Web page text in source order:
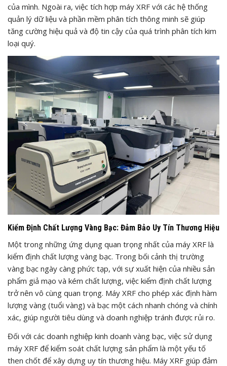
của mình. Ngoài ra, việc tích hợp máy XRF với các hệ thống
quản lý dữ liệu và phần mềm phân tích thông minh sẽ giúp
tăng cường hiệu quả và độ tin cậy của quá trình phân tích kim
loại quý.
Kiểm Định Chất Lượng Vàng Bạc: Đảm Bảo Uy Tín Thương Hiệu
Một trong những ứng dụng quan trọng nhất của máy XRF là
kiểm định chất lượng vàng bạc. Trong bối cảnh thị trường
vàng bạc ngày càng phức tạp, với sự xuất hiện của nhiều sản
phẩm giả mạo và kém chất lượng, việc kiểm định chất lượng
trở nên vô cùng quan trọng. Máy XRF cho phép xác định hàm
lượng vàng (tuổi vàng) và bạc một cách nhanh chóng và chính
xác, giúp người tiêu dùng và doanh nghiệp tránh được rủi ro.
Đối với các doanh nghiệp kinh doanh vàng bạc, việc sử dụng
máy XRF để kiểm soát chất lượng sản phẩm là một yếu tố
then chốt để xây dựng uy tín thương hiệu. Máy XRF giúp đảm